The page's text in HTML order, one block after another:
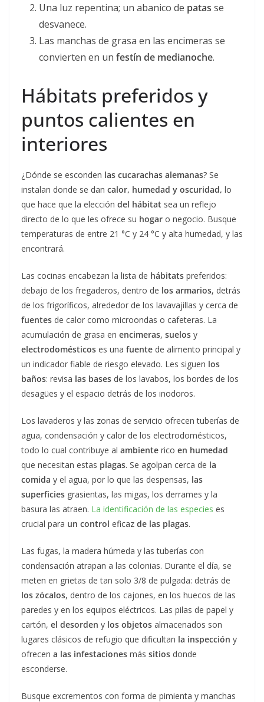
Una luz repentina; un abanico de patas se
desvanece.
Las manchas de grasa en las encimeras se
convierten en un festín de medianoche.
Hábitats preferidos y
puntos calientes en
interiores
¿Dónde se esconden las cucarachas alemanas? Se
instalan donde se dan calor, humedad y oscuridad, lo
que hace que la elección del hábitat sea un reflejo
directo de lo que les ofrece su hogar o negocio. Busque
temperaturas de entre 21 °C y 24 °C y alta humedad, y las
encontrará.
Las cocinas encabezan la lista de hábitats preferidos:
debajo de los fregaderos, dentro de los armarios, detrás
de los frigoríficos, alrededor de los lavavajillas y cerca de
fuentes de calor como microondas o cafeteras. La
acumulación de grasa en encimeras, suelos y
electrodomésticos es una fuente de alimento principal y
un indicador fiable de riesgo elevado. Les siguen los
baños: revisa las bases de los lavabos, los bordes de los
desagües y el espacio detrás de los inodoros.
Los lavaderos y las zonas de servicio ofrecen tuberías de
agua, condensación y calor de los electrodomésticos,
todo lo cual contribuye al ambiente rico en humedad
que necesitan estas plagas. Se agolpan cerca de la
comida y el agua, por lo que las despensas, las
superficies grasientas, las migas, los derrames y la
basura las atraen. La identificación de las especies es
crucial para un control eficaz de las plagas.
Las fugas, la madera húmeda y las tuberías con
condensación atrapan a las colonias. Durante el día, se
meten en grietas de tan solo 3/8 de pulgada: detrás de
los zócalos, dentro de los cajones, en los huecos de las
paredes y en los equipos eléctricos. Las pilas de papel y
cartón, el desorden y los objetos almacenados son
lugares clásicos de refugio que dificultan la inspección y
ofrecen a las infestaciones más sitios donde
esconderse.
Busque excrementos con forma de pimienta y manchas